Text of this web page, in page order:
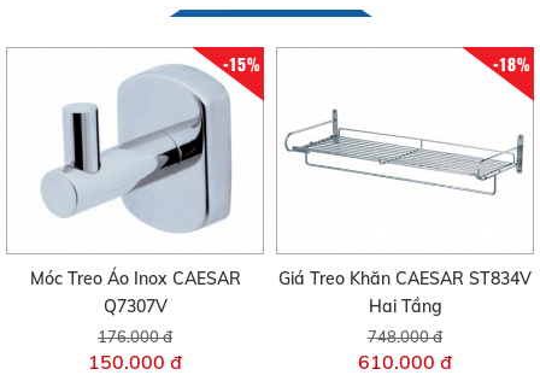
-15%
Móc Treo Áo Inox CAESAR
Q7307V
176.000 đ
150.000 đ
-18%
Giá Treo Khăn CAESAR ST834V
Hai Tầng
748.000 đ
610.000 đ